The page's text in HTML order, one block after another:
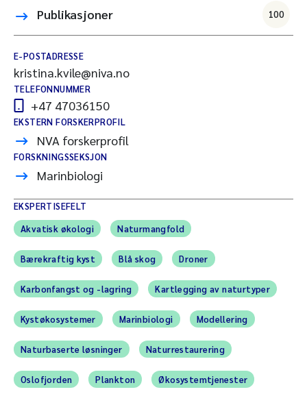
Publikasjoner 100
E-POSTADRESSE
kristina.kvile@niva.no
TELEFONNUMMER
+47 47036150
EKSTERN FORSKERPROFIL
NVA forskerprofil
FORSKNINGSSEKSJON
Marinbiologi
EKSPERTISEFELT
Akvatisk økologi
Naturmangfold
Bærekraftig kyst Blå skog Droner
Karbonfangst og -lagring Kartlegging av naturtyper
Kystøkosystemer Marinbiologi Modellering
Naturbaserte løsninger Naturrestaurering
Oslofjorden Plankton Økosystemtjenester